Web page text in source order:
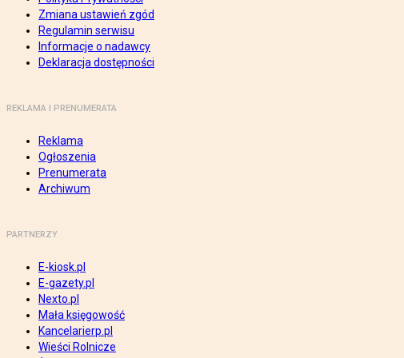
Zmiana ustawień zgód
Regulamin serwisu
Informacje o nadawcy
Deklaracja dostępności
REKLAMA I PRENUMERATA
Reklama
Ogłoszenia
Prenumerata
Archiwum
PARTNERZY
E-kiosk.pl
E-gazety.pl
Nexto.pl
Mała księgowość
Kancelarierp.pl
Wieści Rolnicze